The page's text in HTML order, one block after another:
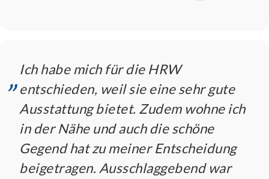
„Ich habe mich für die HRW
entschieden, weil sie eine sehr gute
Ausstattung bietet. Zudem wohne ich
in der Nähe und auch die schöne
Gegend hat zu meiner Entscheidung
beigetragen. Ausschlaggebend war